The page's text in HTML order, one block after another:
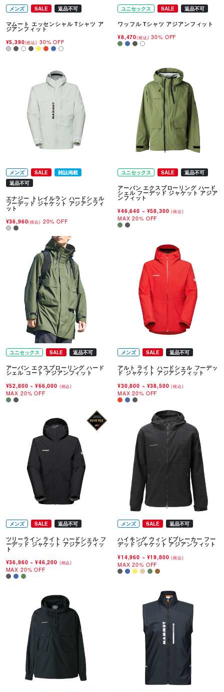
メンズ SALE 返品不可
マムート エッセンシャル Tシャツ ア
ジアンフィット
¥5,390(税込) 30% OFF
ユニセックス SALE 返品不可
ワッフル Tシャツ アジアンフィット
¥8,470(税込) 30% OFF
メンズ SALE
雑誌掲載
返品不可
エナジー トレイルラン ハードシェル
フーデッド ジャケット アジアンフィ
ット
¥36,960(税込) 20% OFF
ユニセックス SALE 返品不可
アーバン エクスプローリング ハード
シェル フーデッド ジャケット アジア
ンフィット
¥46,640 ~ ¥58,300(税込)
MAX 20% OFF
ユニセックス SALE 返品不可
アーバン エクスプローリング ハード
シェル コート アジアンフィット
¥52,800~ ¥66,000 (税込)
MAX 20% OFF
メンズ SALE 返品不可
アルト ライト ハードシェル フーデッ
ド ジャケット アジアンフィット
¥30,800 ~ ¥38,500(税込)
MAX 20% OFF
メンズ SALE 返品不可
ツリーライン ライト ハードシェル フ
ーデッド ジャケット アジアンフィッ
ト
¥36,960~ ¥46,200 (税込)
MAX 20% OFF
メンズ SALE 返品不可
ハイキング ウィンドブレーカー フー
デッド ジャケット アジアンフィット
¥14,960 ~ ¥19,800(税込)
MAX 20% OFF